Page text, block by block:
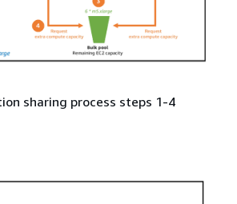
sharing process steps 1-4